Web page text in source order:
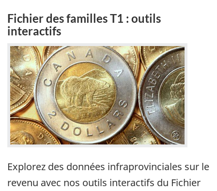
Fichier des familles T1 : outils
interactifs
Explorez des données infraprovinciales sur le
revenu avec nos outils interactifs du Fichier